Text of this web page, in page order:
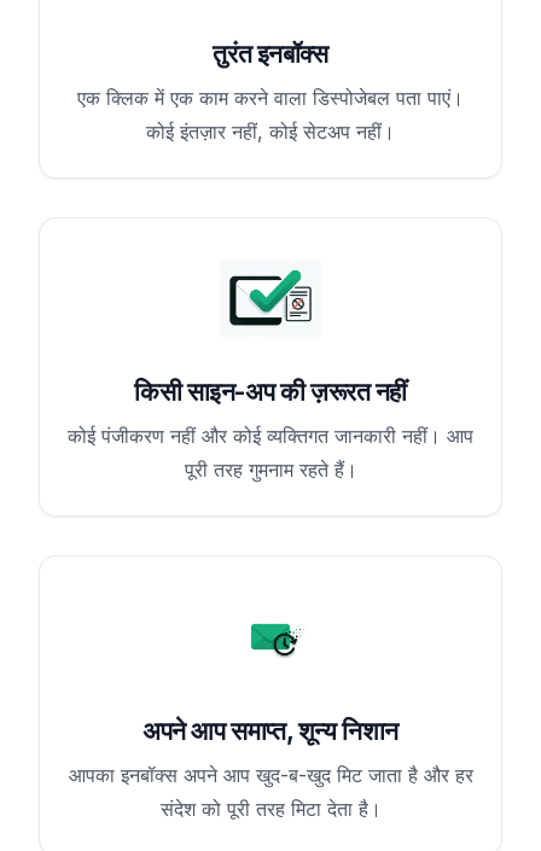
तुरंत इनबॉक्स
एक क्लिक में एक काम करने वाला डिस्पोजेबल पता पाएं।
कोई इंतज़ार नहीं, कोई सेटअप नहीं।
किसी साइन-अप की ज़रूरत नहीं
कोई पंजीकरण नहीं और कोई व्यक्तिगत जानकारी नहीं। आप
पूरी तरह गुमनाम रहते हैं।
अपने आप समाप्त, शून्य निशान
आपका इनबॉक्स अपने आप खुद-ब-खुद मिट जाता है और हर
संदेश को पूरी तरह मिटा देता है।